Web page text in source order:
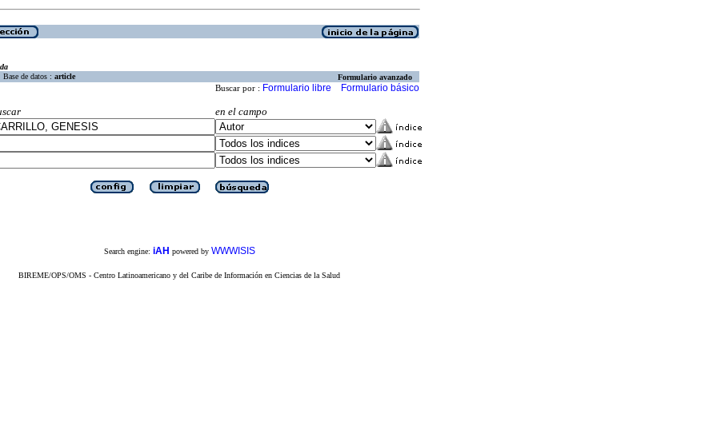
Base de datos : article Formulario avanzado
Buscar por : Formulario libre Formulario básico
en el campo
Search engine: iAH powered by WWWISIS
BIREME/OPS/OMS - Centro Latinoamericano y del Caribe de Información en Ciencias de la Salud